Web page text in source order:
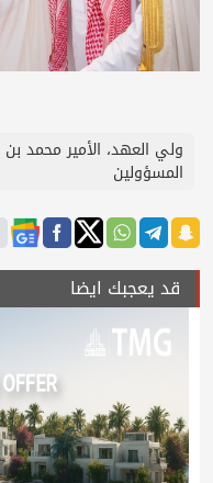
ولي العهد، الأمير محمد بن
المسؤولين
قد يعجبك ايضا